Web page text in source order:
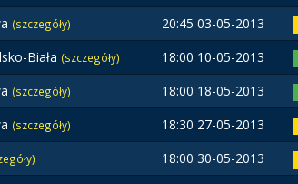
(szczegóły) 20:45 03-05-2013
Biała (szczegóły) 18:00 10-05-2013
(szczegóły) 18:00 18-05-2013
(szczegóły) 18:30 27-05-2013
18:00 30-05-2013